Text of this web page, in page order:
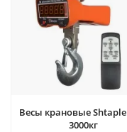
Весы крановые
3000кг